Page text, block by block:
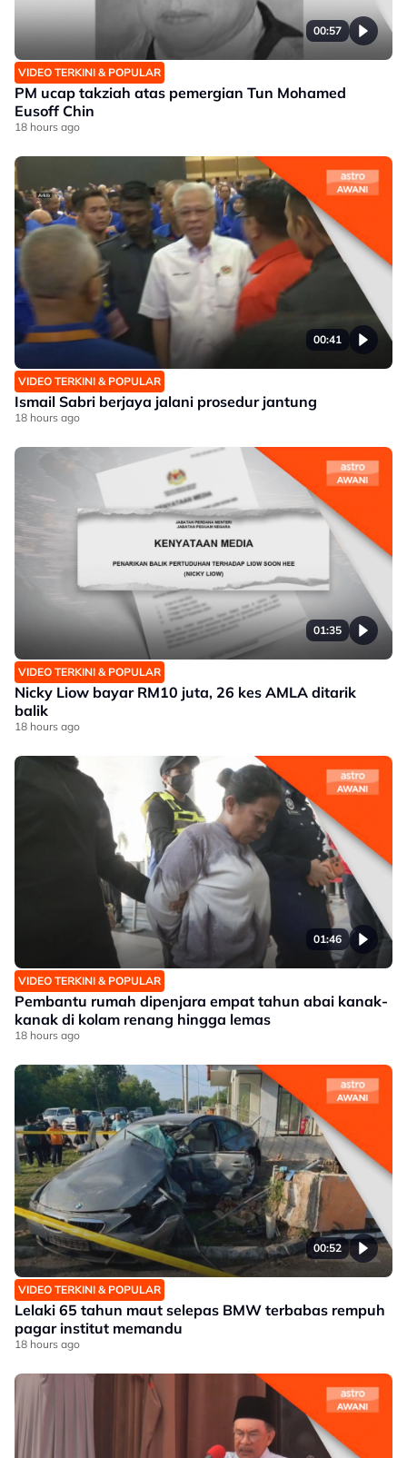
00:57
VIDEO TERKINI & POPULAR
PM ucap takziah atas pemergian Tun Mohamed
Eusoff Chin
18 hours ago
00:41
VIDEO TERKINI & POPULAR
Ismail Sabri berjaya jalani prosedur jantung
18 hours ago
01:35
VIDEO TERKINI & POPULAR
Nicky Liow bayar RM10 juta, 26 kes AMLA ditarik
balik
18 hours ago
01:46
VIDEO TERKINI & POPULAR
Pembantu rumah dipenjara empat tahun abai kanak-
kanak di kolam renang hingga lemas
18 hours ago
00:52
VIDEO TERKINI & POPULAR
Lelaki 65 tahun maut selepas BMW terbabas rempuh
pagar institut memandu
18 hours ago